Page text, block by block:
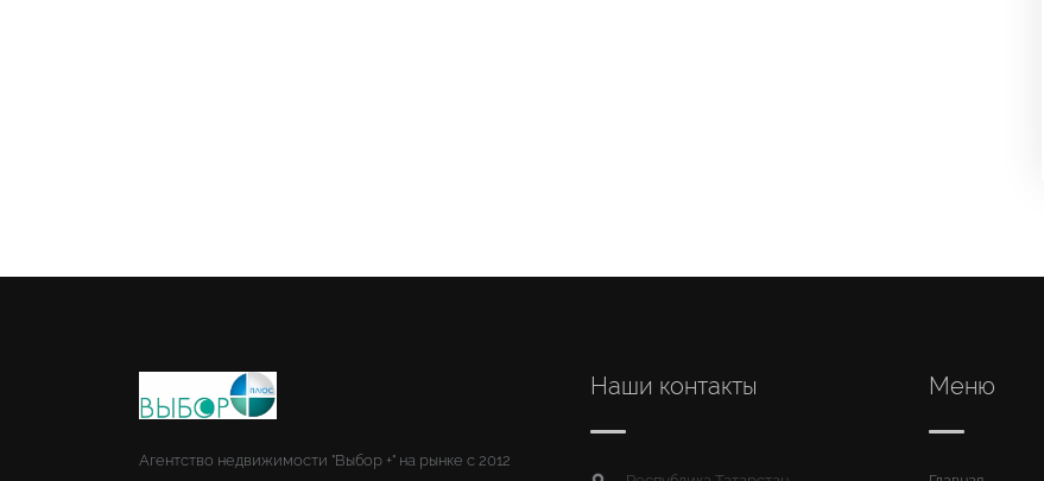
Агентство недвижимости "Выбор +" на рынке с 2012
Наши контакты Меню